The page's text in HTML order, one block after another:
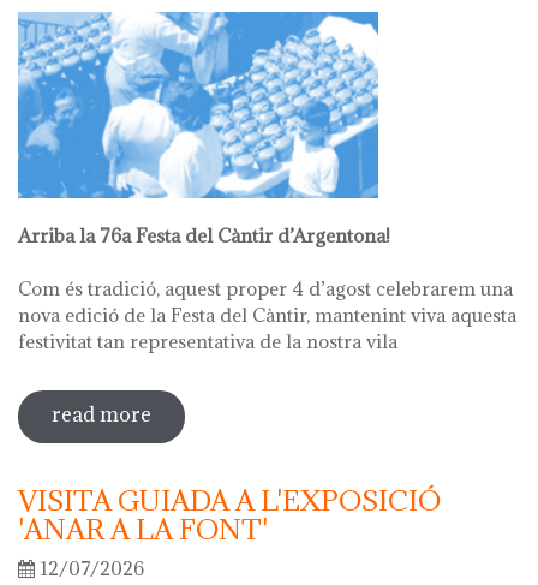
Arriba la 76a Festa del Càntir d’Argentona!
Com és tradició, aquest proper 4 d’agost celebrarem una
nova edició de la Festa del Càntir, mantenint viva aquesta
festivitat tan representativa de la nostra vila
read more sobre 76ª festa del càntir
VISITA GUIADA A L'EXPOSICIÓ
'ANAR A LA FONT'
12/07/2026